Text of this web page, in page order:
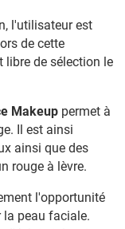
l'utilisateur est
de cette
libre de sélection le
Makeup permet à
Il est ainsi
ainsi que des
rouge à lèvre.
l'opportunité
peau faciale.